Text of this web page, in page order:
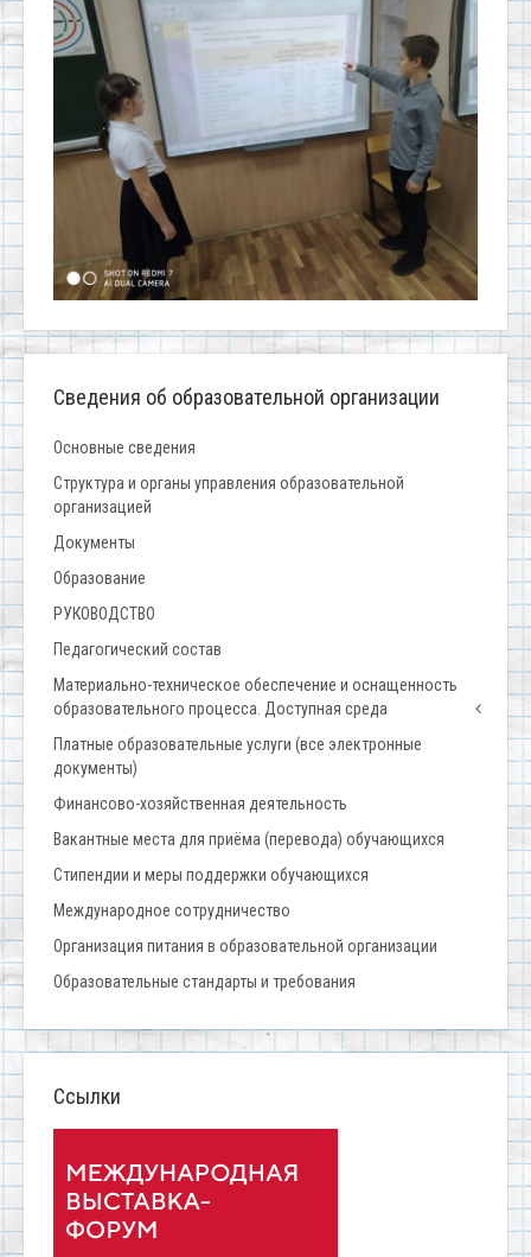
Сведения об образовательной организации
Основные сведения
Структура и органы управления образовательной
организацией
Документы
Образование
РУКОВОДСТВО
Педагогический состав
Материально-техническое обеспечение и оснащенность
образовательного процесса. Доступная среда
Платные образовательные услуги (все электронные
документы)
Финансово-хозяйственная деятельность
Вакантные места для приёма (перевода) обучающихся
Стипендии и меры поддержки обучающихся
Международное сотрудничество
Организация питания в образовательной организации
Образовательные стандарты и требования
Ссылки